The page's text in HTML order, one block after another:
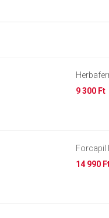
9 300 Ft
Forcapil
14 990